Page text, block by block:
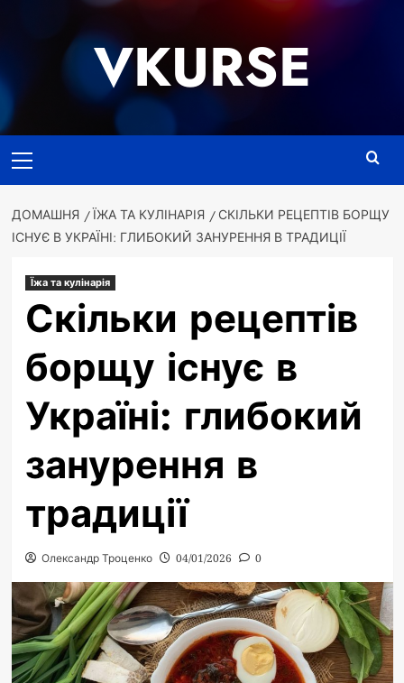
VKURSE
меню
ДОМАШНЯ ЇЖА ТА КУЛІНАРІЯ
СКІЛЬКИ РЕЦЕПТІВ БОРЩУ
ІСНУЄ В УКРАЇНІ: ГЛИБОКИЙ ЗАНУРЕННЯ В ТРАДИЦІЇ
Їжа та кулінарія
Скільки рецептів
борщу існує в
Україні: глибокий
занурення в
традиції
Олександр Троценко 04/01/2026 0